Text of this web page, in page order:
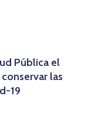
Pública el
las
19